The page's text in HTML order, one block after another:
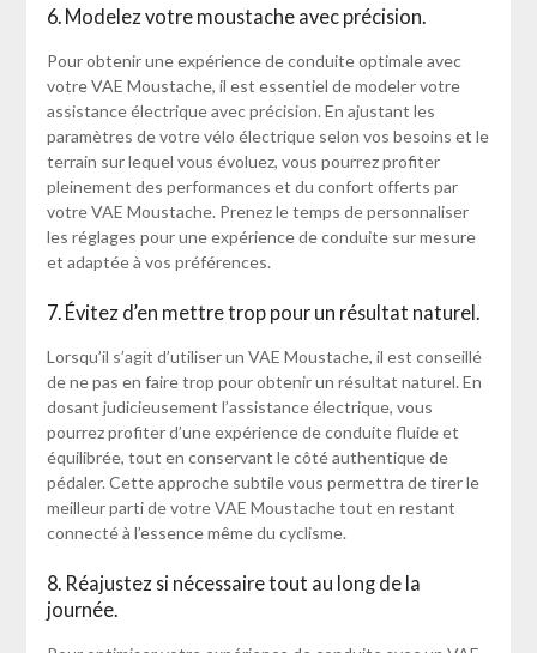
6. Modelez votre moustache avec précision.
Pour obtenir une expérience de conduite optimale avec
votre VAE Moustache, il est essentiel de modeler votre
assistance électrique avec précision. En ajustant les
paramètres de votre vélo électrique selon vos besoins et le
terrain sur lequel vous évoluez, vous pourrez profiter
pleinement des performances et du confort offerts par
votre VAE Moustache. Prenez le temps de personnaliser
les réglages pour une expérience de conduite sur mesure
et adaptée à vos préférences.
7. Évitez d’en mettre trop pour un résultat naturel.
Lorsqu’il s’agit d’utiliser un VAE Moustache, il est conseillé
de ne pas en faire trop pour obtenir un résultat naturel. En
dosant judicieusement l’assistance électrique, vous
pourrez profiter d’une expérience de conduite fluide et
équilibrée, tout en conservant le côté authentique de
pédaler. Cette approche subtile vous permettra de tirer le
meilleur parti de votre VAE Moustache tout en restant
connecté à l’essence même du cyclisme.
8. Réajustez si nécessaire tout au long de la
journée.